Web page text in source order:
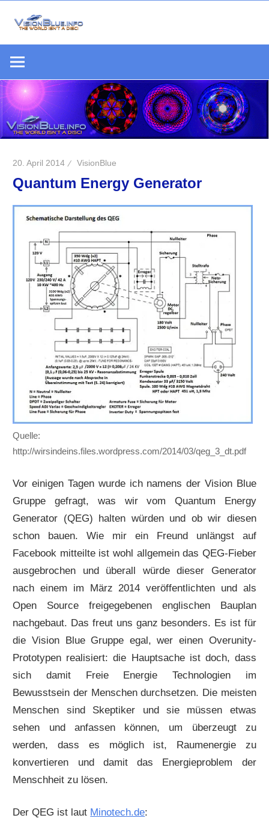
Inhalt
springen
Welt
keine
Scheibe
20. April 2014 VisionBlue
Quantum Energy Generator
Quelle:
http://wirsindeins.files.wordpress.com/2014/03/qeg_3_dt.pdf
Vor einigen Tagen wurde ich namens der Vision Blue
Gruppe gefragt, was wir vom Quantum Energy
Generator (QEG) halten würden und ob wir diesen
schon bauen. Wie mir ein Freund unlängst auf
Facebook mitteilte ist wohl allgemein das QEG-Fieber
ausgebrochen und überall würde dieser Generator
nach einem im März 2014 veröffentlichten und als
Open Source freigegebenen englischen Bauplan
nachgebaut. Das freut uns ganz besonders. Es ist für
die Vision Blue Gruppe egal, wer einen Overunity-
Prototypen realisiert: die Hauptsache ist doch, dass
sich damit Freie Energie Technologien im
Bewusstsein der Menschen durchsetzen. Die meisten
Menschen sind Skeptiker und sie müssen etwas
sehen und anfassen können, um überzeugt zu
werden, dass es möglich ist, Raumenergie zu
konvertieren und damit das Energieproblem der
Menschheit zu lösen.
Der QEG ist laut Minotech.de: